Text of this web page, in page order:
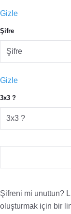
Gizle
Şifre
Gizle
3x3 ?
Şifreni mi unuttun?
oluşturmak için bir